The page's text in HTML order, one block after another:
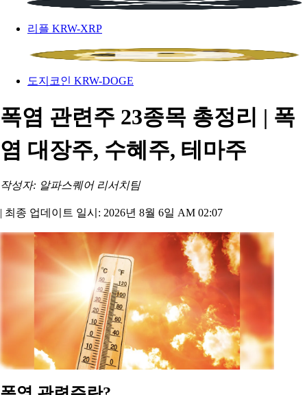
리플 KRW-XRP
도지코인 KRW-DOGE
폭염 관련주 23종목 총정리 | 폭
염 대장주, 수혜주, 테마주
작성자: 알파스퀘어 리서치팀
| 최종 업데이트 일시: 2026년 8월 6일 AM 02:07